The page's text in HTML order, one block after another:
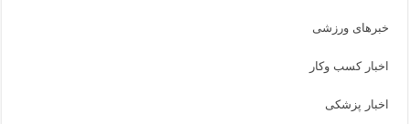
خبرهای ورزشی
اخبار کسب وکار
اخبار پزشکی